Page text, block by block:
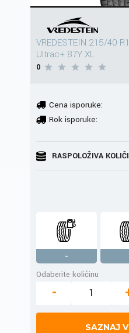
VREDESTEIN 215/40
Ultrac+ 87Y XL
0
Cena isporuke:
Rok isporuke:
RASPOLOŽIVA
-
Odaberite količinu
-
SAZNAJ